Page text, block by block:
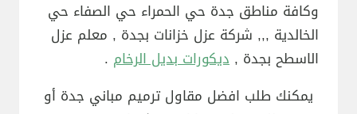
وكافة مناطق جدة حي الحمراء حي الصفاء حي
الخالدية ,,, شركة عزل خزانات بجدة , معلم عزل
الاسطح بجدة , ديكورات بديل الرخام .
يمكنك طلب افضل مقاول ترميم مباني جدة أو